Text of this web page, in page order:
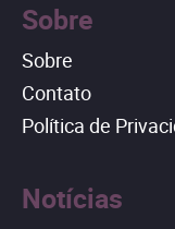
Sobre
Sobre
Contato
Política de
Notícias